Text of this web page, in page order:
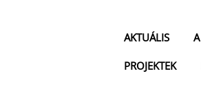
AKTUÁLIS
PROJEKTEK